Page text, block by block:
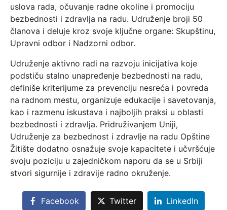
uslova rada, očuvanje radne okoline i promociju
bezbednosti i zdravlja na radu. Udruženje broji 50
članova i deluje kroz svoje ključne organe: Skupštinu,
Upravni odbor i Nadzorni odbor.
Udruženje aktivno radi na razvoju inicijativa koje
podstiču stalno unapređenje bezbednosti na radu,
definiše kriterijume za prevenciju nesreća i povreda
na radnom mestu, organizuje edukacije i savetovanja,
kao i razmenu iskustava i najboljih praksi u oblasti
bezbednosti i zdravlja. Pridruživanjem Uniji,
Udruženje za bezbednost i zdravlje na radu Opštine
Žitište dodatno osnažuje svoje kapacitete i učvršćuje
svoju poziciju u zajedničkom naporu da se u Srbiji
stvori sigurnije i zdravije radno okruženje.
Facebook Twitter LinkedIn